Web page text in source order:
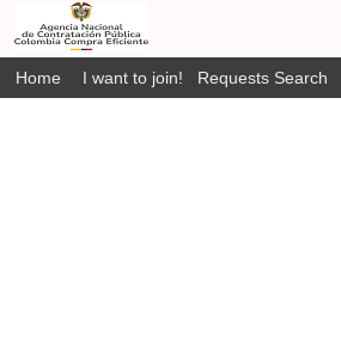
Home I want to join! Requests Search